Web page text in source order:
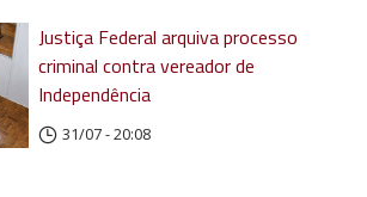
Justiça Federal arquiva processo
criminal contra vereador de
Independência
31/07 - 20:08